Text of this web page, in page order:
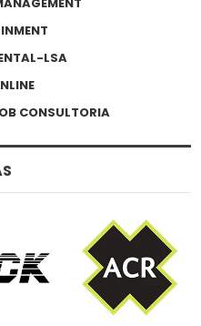
LSA
CONSULTORIA